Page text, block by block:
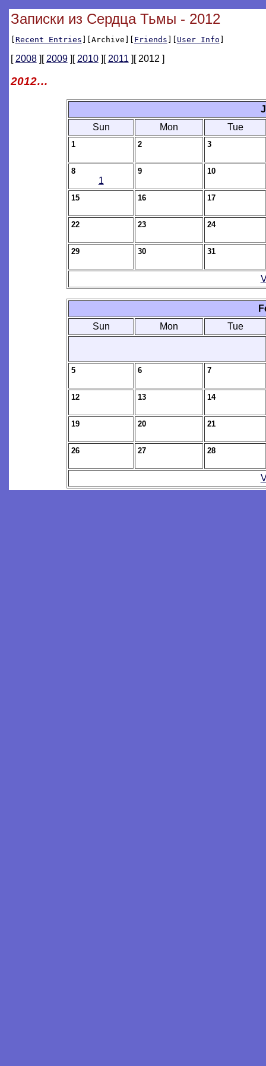
Записки из Сердца Тьмы - 2012
[Recent Entries ][Archive][ Friends ][ User Info ]
[ 2008][ 2009][ 2010][ 2011 ][ 2012 ]
2012…
Sun
Mon Tue
1 2 3
8
1
9 10
15 16 17
22 23 24
29 30 31
Sun
Mon Tue
5 6 7
12 13 14
19 20 21
26 27 28